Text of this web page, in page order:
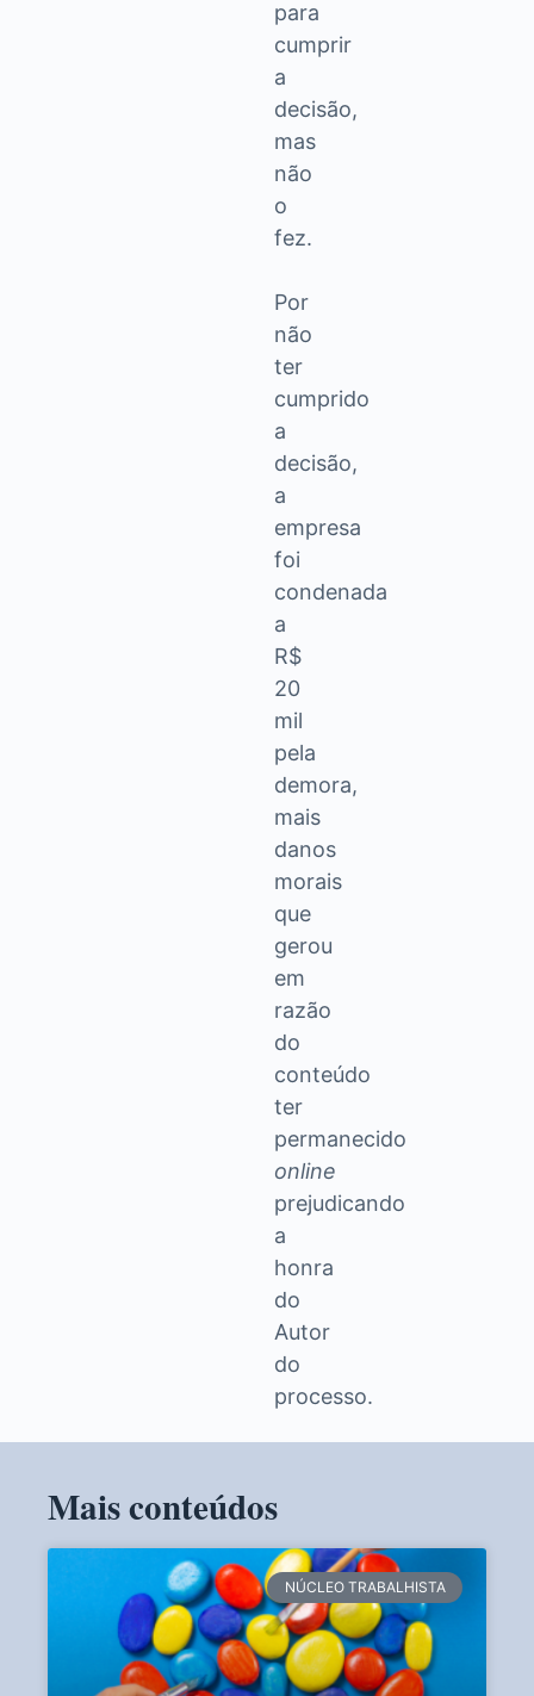
para
cumprir
a
decisão,
mas
não
o
fez.
Por
não
ter
cumprido
a
decisão,
a
empresa
foi
condenada
a
R$
20
mil
pela
demora,
mais
danos
morais
que
gerou
em
razão
do
conteúdo
ter
permanecido
online
prejudicando
a
honra
do
Autor
do
processo.
Mais conteúdos
NÚCLEO TRABALHISTA